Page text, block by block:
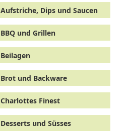
Aufstriche, Dips und Saucen
BBQ und Grillen
Beilagen
Brot und Backware
Charlottes Finest
Desserts und Süsses